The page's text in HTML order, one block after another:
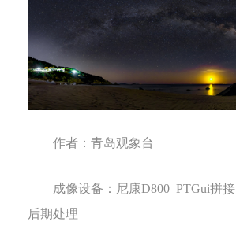
作者： 青岛观象台
成像设备： 尼康D800 PTGui拼接
后期处理